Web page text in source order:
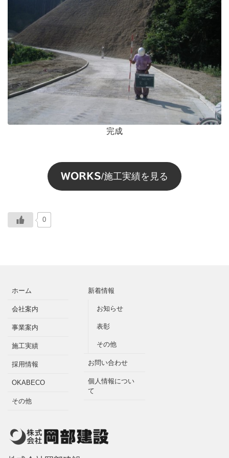
完成
WORKS/施工実績を見る
0
ホーム
会社案内
事業案内
施工実績
採用情報
OKABECO
その他
新着情報
お知らせ
表彰
その他
お問い合わせ
個人情報につい
て